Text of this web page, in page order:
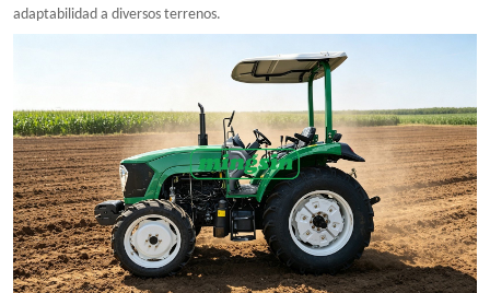
adaptabilidad a diversos terrenos.